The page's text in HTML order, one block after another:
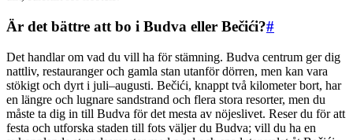
Är det bättre att bo i Budva eller Bečići?#
Det handlar om vad du vill ha för stämning. Budva centrum ger dig
nattliv, restauranger och gamla stan utanför dörren, men kan vara
stökigt och dyrt i juli–augusti. Bečići, knappt två kilometer bort, har
en längre och lugnare sandstrand och flera stora resorter, men du
måste ta dig in till Budva för det mesta av nöjeslivet. Reser du för att
festa och utforska staden till fots väljer du Budva; vill du ha en